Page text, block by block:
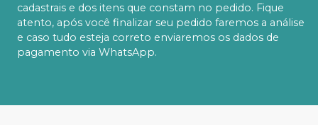
cadastrais e dos itens que constam no pedido. Fique
atento, após você finalizar seu pedido faremos a análise
e caso tudo esteja correto enviaremos os dados de
pagamento via WhatsApp.